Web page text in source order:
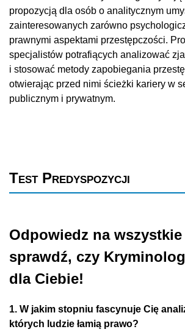
propozycją dla osób o analitycznym
zainteresowanych zarówno
prawnymi aspektami przestępczości.
specjalistów potrafiących analizować
i stosować metody zapobiegania
otwierając przed nimi ścieżki kariery w
publicznym i prywatnym.
Test Predyspozycji
Odpowiedz na
sprawdź, czy
dla Ciebie!
1. W jakim stopniu fascynuje Cię
których ludzie łamią prawo?